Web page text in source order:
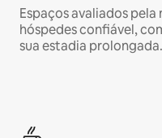
Espaços avaliados
hóspedes confiável,
sua estadia prolongada.